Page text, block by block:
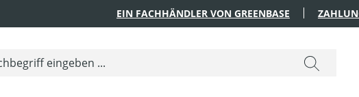
EIN FACHHÄNDLER VON GREENBASE